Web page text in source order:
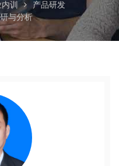
训
产品研发
与分析